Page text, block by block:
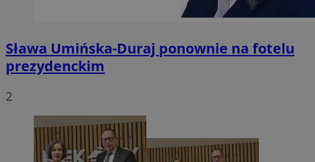
Sława Umińska-Duraj ponownie na fotelu
prezydenckim
2